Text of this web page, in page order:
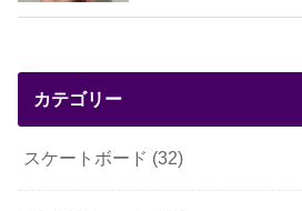
カテゴリー
スケートボード (32)